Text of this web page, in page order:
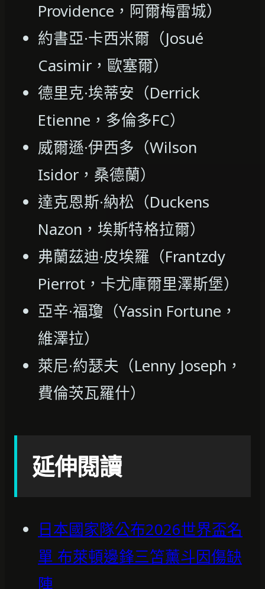
Providence，阿爾梅雷城）
約書亞·卡西米爾（Josué
Casimir，歐塞爾）
德里克·埃蒂安（Derrick
Etienne，多倫多FC）
威爾遜·伊西多（Wilson
Isidor，桑德蘭）
達克恩斯·納松（Duckens
Nazon，埃斯特格拉爾）
弗蘭茲迪·皮埃羅（Frantzdy
Pierrot，卡尤庫爾里澤斯堡）
亞辛·福瓊（Yassin Fortune，
維澤拉）
萊尼·約瑟夫（Lenny Joseph，
費倫茨瓦羅什）
延伸閱讀
日本國家隊公布2026世界盃名
單 布萊頓邊鋒三笘薰斗因傷缺
陣